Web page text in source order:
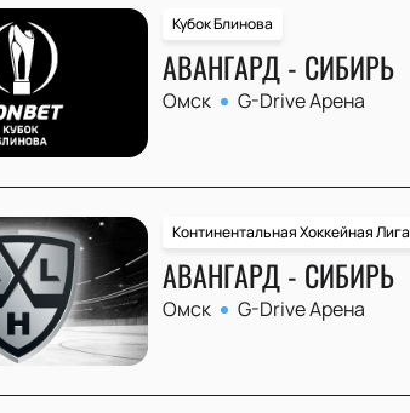
Кубок Блинова
АВАНГАРД - СИБИРЬ
Омск G-Drive Арена
Континентальная Хоккейная Лига
АВАНГАРД - СИБИРЬ
Омск G-Drive Арена